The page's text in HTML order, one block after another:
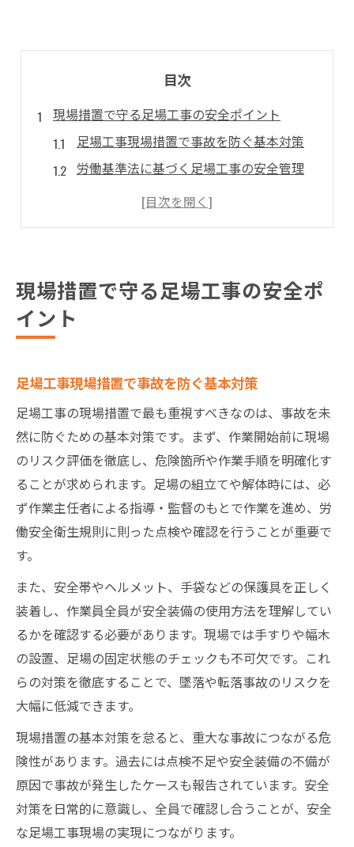
目次
現場措置で守る足場工事の安全ポイント
足場工事現場措置で事故を防ぐ基本対策
労働基準法に基づく足場工事の安全管理
墜落防止措置の徹底で現場の安心確保
足場工事の最新基準を現場措置で実践
図解で理解する足場工事の基準改定点
基準変更に対応するための現場措置法
墜落防止措置が変える現場の足場工事
足場工事の墜落防止措置と現場措置の関係
落下防止ネット設置が安全性を高める理由
筋交い義務の最新動向と現場措置の要点
墜落防止措置に必要な現場の確認事項
厚生労働省ガイドラインから学ぶ現場措置
厚生労働省足場ガイドラインの要点整理
安全管理に役立つ現場措置の実践方法
足場工事現場措置で守るべき基準の理解
ガイドライン改訂に応じた安全対策の強化
現場措置で実現するリスク低減のポイント
足場法改正令和5年で注目される施策とは
令和5年足場法改正の現場措置ポイント
法改正が足場工事現場措置に与える影響
新基準導入後の現場対策と注意点
現場措置で守る足場工事の安全ポ
イント
足場工事現場措置で事故を防ぐ基本対策
足場工事の現場措置で最も重視すべきなのは、事故を未
然に防ぐための基本対策です。まず、作業開始前に現場
のリスク評価を徹底し、危険箇所や作業手順を明確化す
ることが求められます。足場の組立てや解体時には、必
ず作業主任者による指導・監督のもとで作業を進め、労
働安全衛生規則に則った点検や確認を行うことが重要で
す。
また、安全帯やヘルメット、手袋などの保護具を正しく
装着し、作業員全員が安全装備の使用方法を理解してい
るかを確認する必要があります。現場では手すりや幅木
の設置、足場の固定状態のチェックも不可欠です。これ
らの対策を徹底することで、墜落や転落事故のリスクを
大幅に低減できます。
現場措置の基本対策を怠ると、重大な事故につながる危
険性があります。過去には点検不足や安全装備の不備が
原因で事故が発生したケースも報告されています。安全
対策を日常的に意識し、全員で確認し合うことが、安全
な足場工事現場の実現につながります。